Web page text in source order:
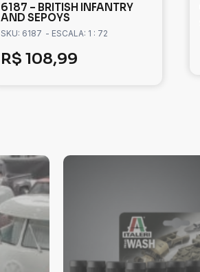
6187 – BRITISH INFANTRY
AND SEPOYS
SKU: 6187 - ESCALA: 1 : 72
R$ 108,99